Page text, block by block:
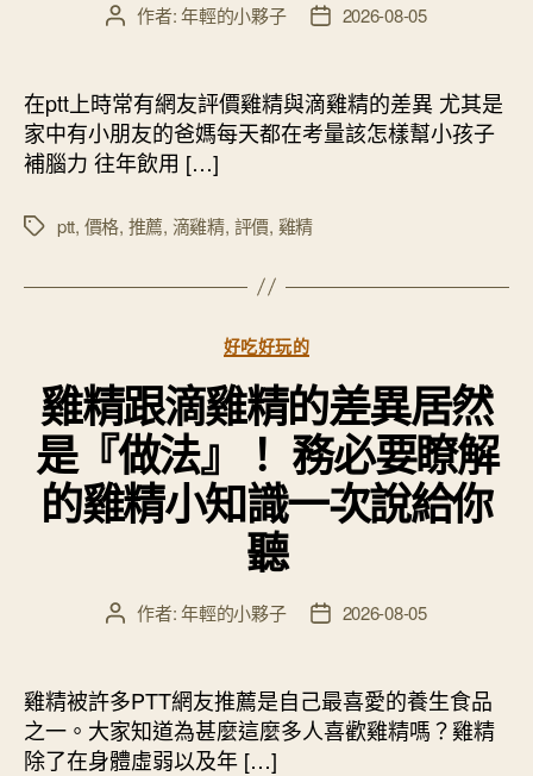
文
者
作者:年輕的小夥子
文
佈
日
期
2026-08-05
在ptt上時常有網友評價雞精與滴雞精的差異 尤其是
家中有小朋友的爸媽每天都在考量該怎樣幫小孩子
補腦力 往年飲用 […]
標
ptt, 價格, 推薦, 滴雞精, 評價, 雞精
分
類
好吃好玩的
雞精跟滴雞精的差異居然
是『做法』！ 務必要瞭解
的雞精小知識一次說給你
聽
文
者
作者:年輕的小夥子
文
佈
日
期
2026-08-05
雞精被許多PTT網友推薦是自己最喜愛的養生食品
之一。大家知道為甚麼這麼多人喜歡雞精嗎？雞精
除了在身體虛弱以及年 […]